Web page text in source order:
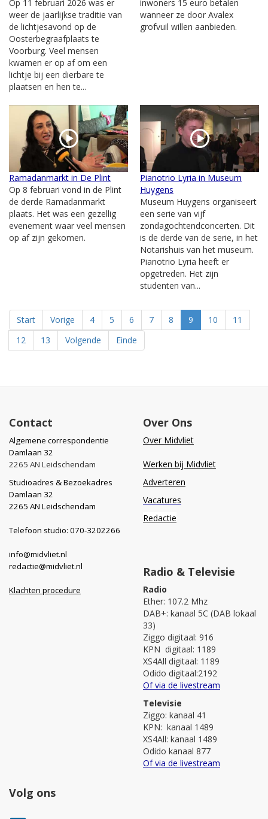
Op 11 februari 2026 was er
weer de jaarlijkse traditie van
de lichtjesavond op de
Oosterbegraafplaats te
Voorburg. Veel mensen
kwamen er op af om een
lichtje bij een dierbare te
plaatsen en hen te...
inwoners 15 euro betalen
wanneer ze door Avalex
grofvuil willen aanbieden.
Ramadanmarkt in De Plint
Op 8 februari vond in de Plint
de derde Ramadanmarkt
plaats. Het was een gezellig
evenement waar veel mensen
op af zijn gekomen.
Pianotrio Lyria in Museum
Huygens
Museum Huygens organiseert
een serie van vijf
zondagochtendconcerten. Dit
is de derde van de serie, in het
Notarishuis van het museum.
Pianotrio Lyria heeft er
opgetreden. Het zijn
studenten van...
Start Vorige 4 5 6 7 8 9 10
11
12
13 Volgende Einde
Contact
Algemene correspondentie
Damlaan 32
2265 AN Leidschendam
Studioadres & Bezoekadres
Damlaan 32
2265 AN Leidschendam
Telefoon studio: 070-3202266
info@midvliet.nl
redactie@midvliet.nl
Klachten procedure
Over Ons
Over Midvliet
Werken bij Midvliet
Adverteren
Vacatures
Redactie
Radio & Televisie
Radio
Ether: 107.2 Mhz
DAB+: kanaal 5C (DAB lokaal
33)
Ziggo digitaal: 916
KPN digitaal: 1189
XS4All digitaal: 1189
Odido digitaal:2192
Of via de livestream
Televisie
Ziggo: kanaal 41
KPN: kanaal 1489
XS4All: kanaal 1489
Odido kanaal 877
Of via de livestream
Volg ons